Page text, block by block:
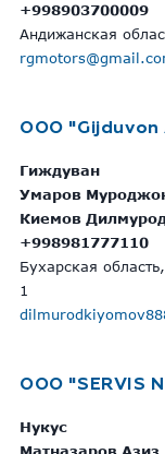
+998903700009
Андижанская
ООО "Gijduvon
Гиждуван
Умаров
Киемов Дилмурод
+998981777110
Бухарская
1
OOO "SERVIS
Нукус